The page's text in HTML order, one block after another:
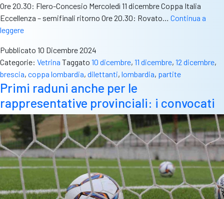
Ore 20.30: Flero-Concesio Mercoledì 11 dicembre Coppa Italia
Eccellenza – semifinali ritorno Ore 20.30: Rovato… Continua a
leggereGare
10-
12
dicembre:
Coppa
Lombardia,
semifinali
quarti
in
tre
categorie
Pubblicato 10 Dicembre 2024
Categorie: Vetrina Taggato 10 dicembre, 11 dicembre, 12 dicembre,
brescia, coppa lombardia, dilettanti, lombardia, partite
Primi raduni anche per le
rappresentative provinciali: i convocati